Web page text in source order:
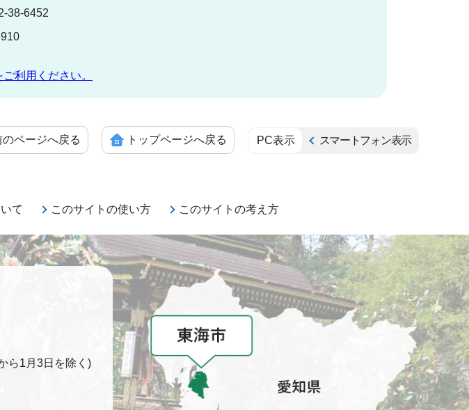
38-6452
利用ください。
のページへ戻る トップページへ戻る PC表示 スマートフォン表示
て このサイトの使い方 このサイトの考え方
ら1月3日を除く)